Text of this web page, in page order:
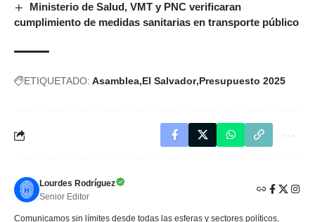
Ministerio de Salud, VMT y PNC verificaran
cumplimiento de medidas sanitarias en transporte público
ETIQUETADO: Asamblea El Salvador Presupuesto 2025
Lourdes Rodríguez
Senior Editor
Comunicamos sin límites desde todas las esferas y sectores políticos,